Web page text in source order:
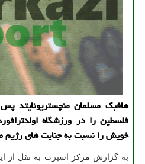
هافبک مسلمان منچستریونایتد پس
فلسطین را در ورزشگاه
خویش را نسبت به جنایت های رژیم
به گزارش مرکز اسپرت به نقل از